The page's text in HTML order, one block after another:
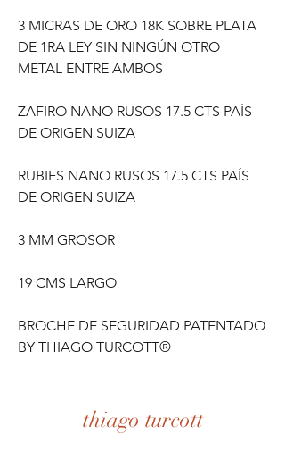
3 MICRAS DE ORO 18K SOBRE PLATA
DE 1RA LEY SIN NINGÚN OTRO
METAL ENTRE AMBOS
ZAFIRO NANO RUSOS 17.5 CTS PAÍS
DE ORIGEN SUIZA
RUBIES NANO RUSOS 17.5 CTS PAÍS
DE ORIGEN SUIZA
3 MM GROSOR
19 CMS LARGO
BROCHE DE SEGURIDAD PATENTADO
BY THIAGO TURCOTT®
thiago turcott